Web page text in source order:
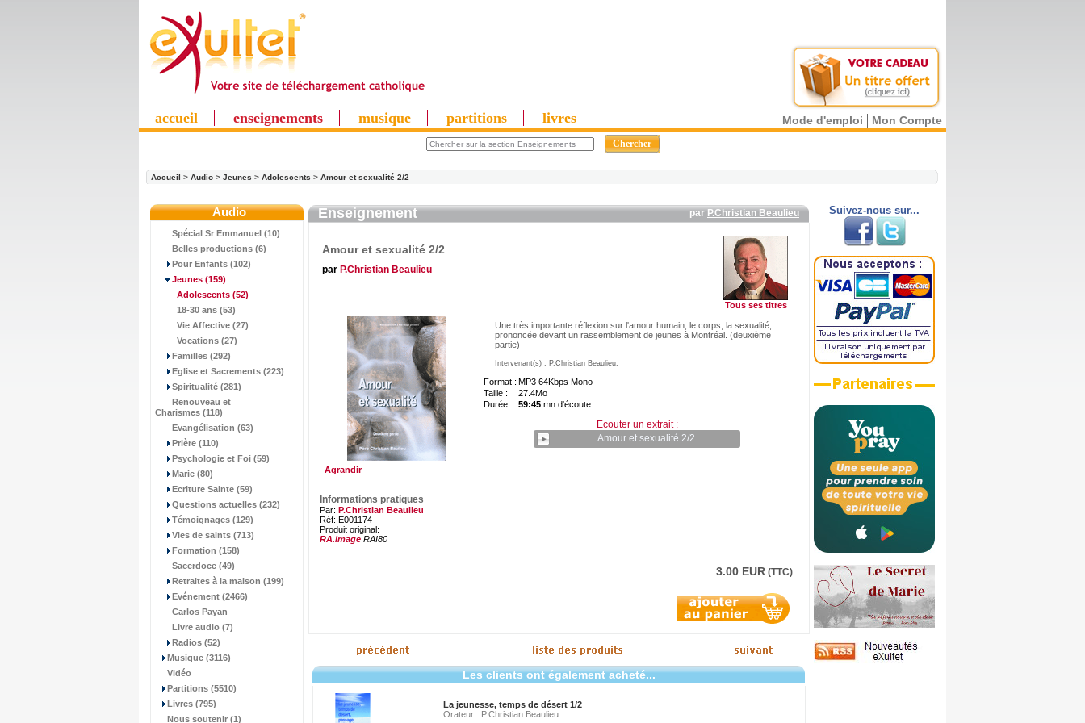
accueil enseignements musique partitions livres Mode d'emploi Mon Compte
Accueil > Audio > Jeunes > Adolescents > Amour et sexualité 2/2
Audio
Spécial Sr Emmanuel (10)
Belles productions (6)
Pour Enfants (102)
Jeunes (159)
Adolescents (52)
18-30 ans (53)
Vie Affective (27)
Vocations (27)
Familles (292)
Eglise et Sacrements (223)
Spiritualité (281)
Renouveau et
Charismes (118)
Evangélisation (63)
Prière (110)
Psychologie et Foi (59)
Marie (80)
Ecriture Sainte (59)
Questions actuelles (232)
Témoignages (129)
Vies de saints (713)
Formation (158)
Sacerdoce (49)
Retraites à la maison (199)
Evénement (2466)
Carlos Payan
Livre audio (7)
Radios (52)
Musique (3116)
Vidéo
Partitions (5510)
Livres (795)
Nous soutenir (1)
Enseignement par P.Christian Beaulieu
Amour et sexualité 2/2
par P.Christian Beaulieu
Tous ses titres
Agrandir
Informations pratiques
Par: P.Christian Beaulieu
Réf: E001174
Produit original:
RA.image RAI80
Une très importante réflexion sur l'amour humain, le corps, la sexualité,
prononcée devant un rassemblement de jeunes à Montréal. (deuxième
partie)
Intervenant(s) : P.Christian Beaulieu,
Format : MP3 64Kbps Mono
Taille :
27.4Mo
Durée :
59:45 mn d'écoute
Ecouter un extrait :
Amour et sexualité 2/2
3.00 EUR (TTC)
Les clients ont également acheté...
La jeunesse, temps de désert 1/2
Orateur : P.Christian Beaulieu
Suivez-nous sur...